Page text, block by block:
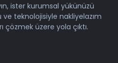
ister kurumsal yükünüzü
ve teknolojisiyle nakliyelazım
çözmek üzere yola çıktı.